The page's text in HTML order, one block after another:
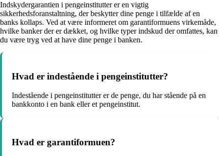
Indskydergarantien i pengeinstitutter er en vigtig
sikkerhedsforanstaltning, der beskytter dine penge i tilfælde af en
banks kollaps. Ved at være informeret om garantiformuens virkemåde,
hvilke banker der er dækket, og hvilke typer indskud der omfattes, kan
du være tryg ved at have dine penge i banken.
Hvad er indestående i pengeinstitutter?
Indestående i pengeinstitutter er de penge, du har stående på en
bankkonto i en bank eller et pengeinstitut.
Hvad er garantiformuen?